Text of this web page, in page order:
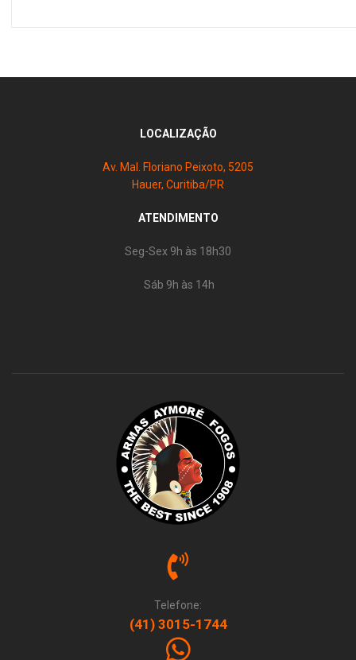
LOCALIZAÇÃO
Av. Mal. Floriano Peixoto, 5205
Hauer, Curitiba/PR
ATENDIMENTO
Seg-Sex 9h às 18h30
Sáb 9h às 14h
Telefone:
(41) 3015-1744